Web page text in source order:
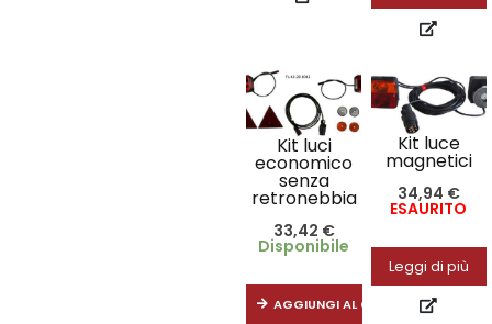
Kit luci
economico
senza
retronebbia
33,42 €
Disponibile
AGGIUNGI AL CARRELLO
Kit luce
magnetici
34,94 €
ESAURITO
Leggi di più